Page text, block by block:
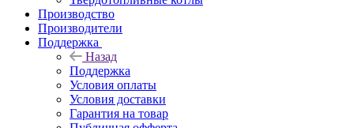
Производство
Производители
Поддержка
Назад
Поддержка
Условия оплаты
Условия доставки
Гарантия на товар